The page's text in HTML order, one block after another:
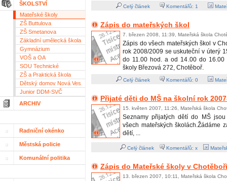
ŠKOLSTVÍ
Mateřské školy
ZŠ Buttulova
ZŠ Smetanova
Základní umělecká škola
Gymnázium
VOŠ a OA
SOU Technické
ZŠ a Praktická škola
Dětský domov Nová Ves
Junior DDM-SVČ
ARCHIV
Radniční okénko
Městská policie
Komunální politika
Celý článek Komentářů: 1
Zápis do mateřských škol
7. březen 2008, 11:39, Mateřská škola
Zápis do všech mateřských škol v
rok 2008/2009 se uskuteční v úterý
do 11.00 hod. a od 14.00 do 16.00
školy Březová 272, Chotěboř.
Celý článek Komentářů: 0
Přijaté děti do MŠ na školní rok
15. květen 2007, 11:26, Mateřská škola
Seznamy přijatých dětí do MŠ
všech mateřských školách.Žádáme
dětí, ...
Celý článek Komentářů: x
Zápis do Mateřské školy v Chotěboři
13. březen 2007, 10:11, Mateřská škola